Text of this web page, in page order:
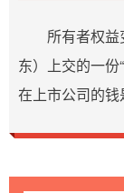
所有者权
东）上交的一份
在上市公司的钱